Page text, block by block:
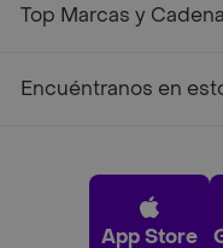
Top Marcas y
Encuéntranos en
App Store